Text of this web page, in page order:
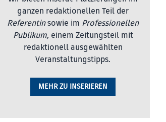
ganzen redaktionellen Teil der
Referentinsowie im Professionellen
Publikum, einem Zeitungsteil mit
redaktionell ausgewählten
Veranstaltungstipps.
MEHR ZU INSERIEREN